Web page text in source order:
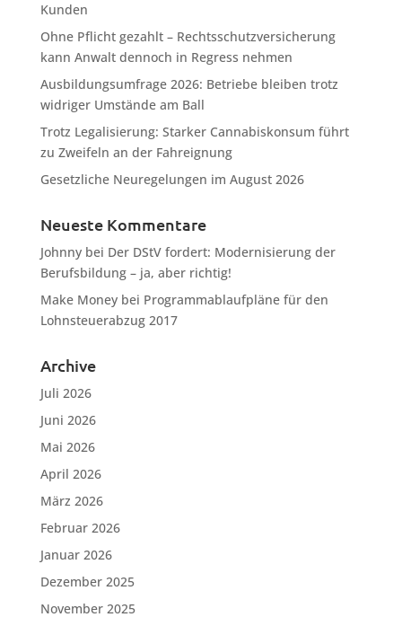
Kunden
Ohne Pflicht gezahlt – Rechtsschutzversicherung
kann Anwalt dennoch in Regress nehmen
Ausbildungsumfrage 2026: Betriebe bleiben trotz
widriger Umstände am Ball
Trotz Legalisierung: Starker Cannabiskonsum führt
zu Zweifeln an der Fahreignung
Gesetzliche Neuregelungen im August 2026
Neueste Kommentare
Johnnybei Der DStV fordert: Modernisierung der
Berufsbildung – ja, aber richtig!
Make Moneybei Programmablaufpläne für den
Lohnsteuerabzug 2017
Archive
Juli 2026
Juni 2026
Mai 2026
April 2026
März 2026
Februar 2026
Januar 2026
Dezember 2025
November 2025